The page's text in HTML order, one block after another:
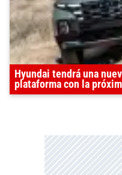
Hyundai tendrá una
plataforma con la